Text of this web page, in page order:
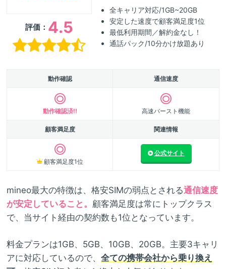
評価： 4.5
全キャリア対応/1GB~20GB
安定した速度で顧客満足度1位
最低利用期間／解約金なし！
通話パック/10分かけ放題あり
動作確認 通信速度
動作確認済!! 高速バースト機能
顧客満足度 関連情報
顧客満足度1位
公式サイト
mineo最大の特徴は、格安SIMの弱点とされる通信速度
が安定していること。 顧客満足度は常にトップクラス
で、当サイト経由の契約数も1位となっています。
料金プランは1GB、5GB、10GB、20GB。主要3キャリ
アに対応しているので、 全ての携帯会社から乗り換え